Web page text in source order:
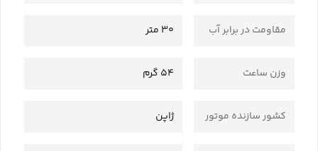
مقاومت در برابر آب 30 متر
وزن ساعت 54 گرم
کشور سازنده موتور ژاپن